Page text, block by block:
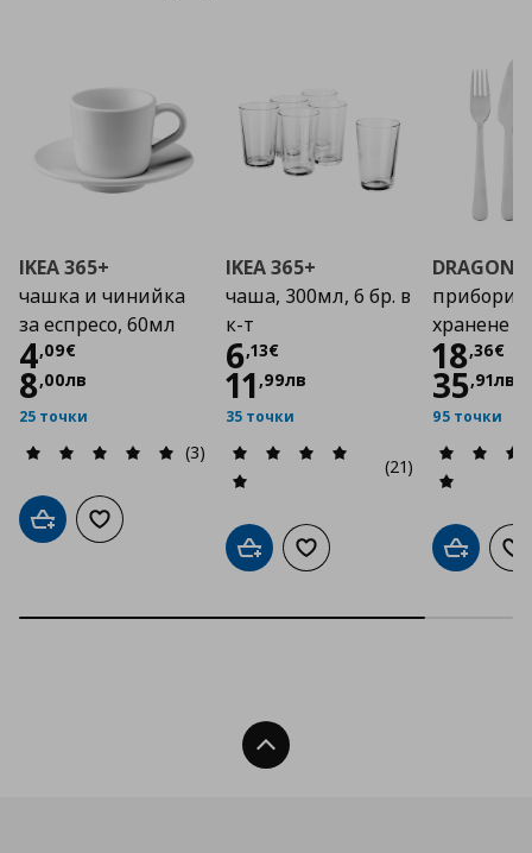
IKEA 365+
чашка и чинийка
за еспресо, 60мл
4,09€
Цена
8,00лв
25 точки
(3)
Добави в кошницата
Добави към списъка с любими
IKEA 365+
чаша, 300мл, 6 бр. в
к-т
6,13€
Цена
11 ,99лв
35 точки
(21)
Добави в кошницата
Добави към списъка с
DRAGON
прибори
хранене
18,36€
Цена
35,91лв
95 точки
Добави
Нагоре